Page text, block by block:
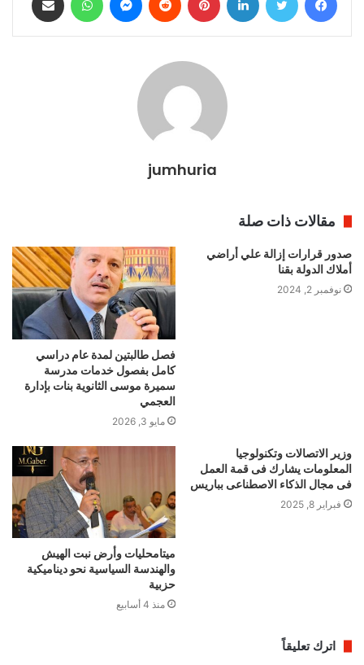
jumhuria
مقالات ذات صلة
صدور قرارات إزالة علي أراضي
أملاك الدولة بقنا
نوفمبر 2, 2024
فصل طالبتين لمدة عام دراسي
كامل بفصول خدمات مدرسة
سميرة موسى الثانوية بنات بإدارة
العجمي
مايو 3, 2026
وزير الاتصالات وتكنولوجيا
المعلومات يشارك فى قمة العمل
فى مجال الذكاء الاصطناعى بباريس
فبراير 8, 2025
ميتامحليات وأرض نبت الهيش
والهندسة السياسية نحو ديناميكية
حزبية
منذ 4 أسابيع
اترك تعليقاً